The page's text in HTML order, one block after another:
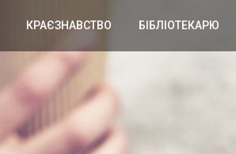
КРАЄЗНАВСТВО БІБЛІОТЕКАРЮ